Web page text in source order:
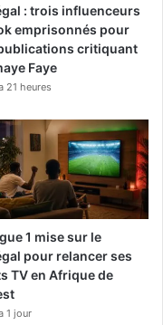
: trois influenceurs
emprisonnés pour
critiquant
Faye
21 heures
1 mise sur le
pour relancer ses
TV en Afrique de
1 jour